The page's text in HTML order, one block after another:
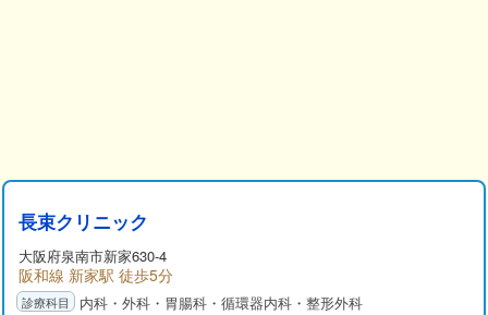
長束クリニック
大阪府泉南市新家630-4
阪和線 新家駅 徒歩5分
内科・外科・胃腸科・循環器内科・整形外科